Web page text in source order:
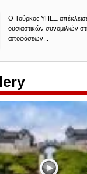
Ο Τούρκος ΥΠΕΞ
ουσιαστικών συνομιλιών
αποφάσεων...